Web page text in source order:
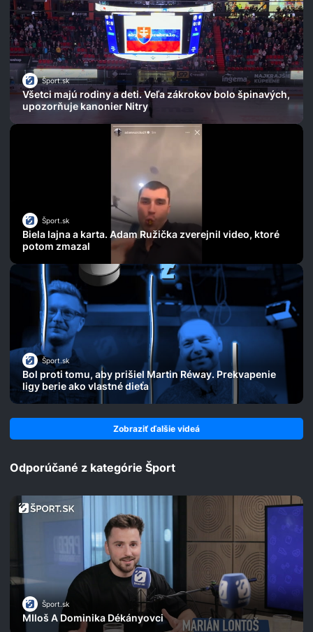
Šport.sk
Všetci majú rodiny a deti. Veľa zákrokov bolo špinavých,
upozorňuje kanonier Nitry
Šport.sk
Biela lajna a karta. Adam Ružička zverejnil video, ktoré
potom zmazal
Šport.sk
Bol proti tomu, aby prišiel Martin Réway. Prekvapenie
ligy berie ako vlastné dieťa
Zobraziť ďalšie videá
Odporúčané z kategórie Šport
Šport.sk
MIloš A Dominika Dékányovci